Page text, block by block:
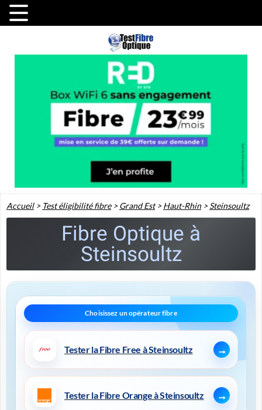
Accueil> Test éligibilité fibre>Grand Est>Haut-Rhin>Steinsoultz
Fibre Optique à
Steinsoultz
Tester la Fibre Free à Steinsoultz
Tester la Fibre Orange à Steinsoultz